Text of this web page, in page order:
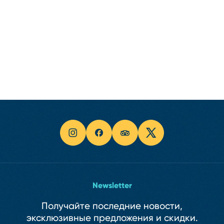
Newsletter
Получайте последние новости,
эксклюзивные предложения и скидки.